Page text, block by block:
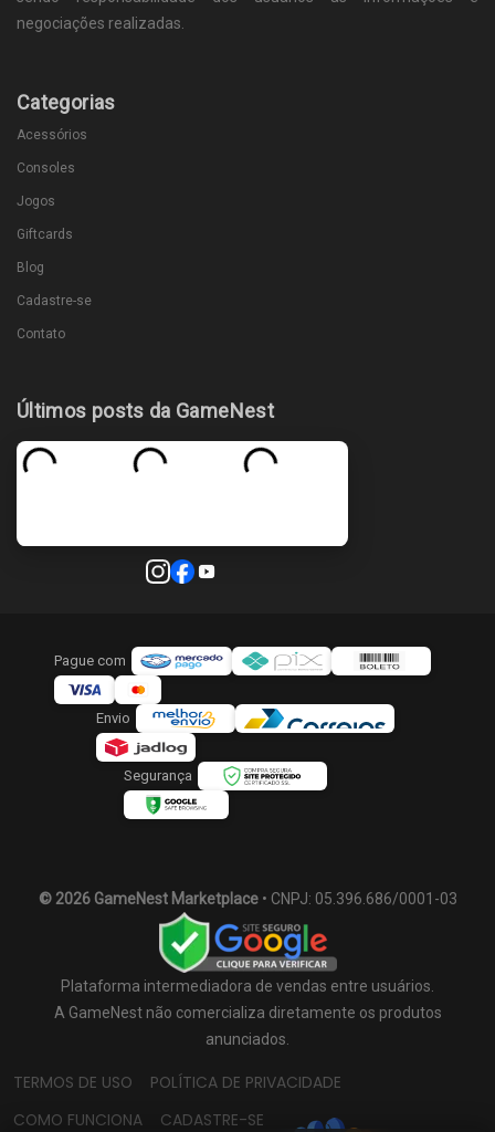
negociações realizadas.
Categorias
Acessórios
Consoles
Jogos
Giftcards
Blog
Cadastre-se
Contato
Últimos posts da GameNest
Pague com
Envio
Segurança
© 2026 GameNest Marketplace• CNPJ: 05.396.686/0001-03
Plataforma intermediadora de vendas entre usuários.
A GameNest não comercializa diretamente os produtos
anunciados.
TERMOS DE USO
POLÍTICA DE PRIVACIDADE
COMO FUNCIONA
CADASTRE-SE